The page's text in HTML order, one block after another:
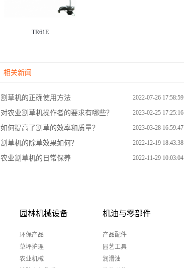
TR61E
相关新闻
割草机的正确使用方法 2022-07-26 17:58:59
对农业割草机操作者的要求有哪些？ 2023-02-25 17:25:16
如何提高了割草的效率和质量？ 2023-03-28 16:59:47
割草机的除草效果如何？ 2022-12-19 18:43:38
农业割草机的日常保养 2022-11-29 10:03:04
园林机械设备
环保产品
草坪护理
农业机械
机油与零部件
产品配件
园艺工具
润滑油